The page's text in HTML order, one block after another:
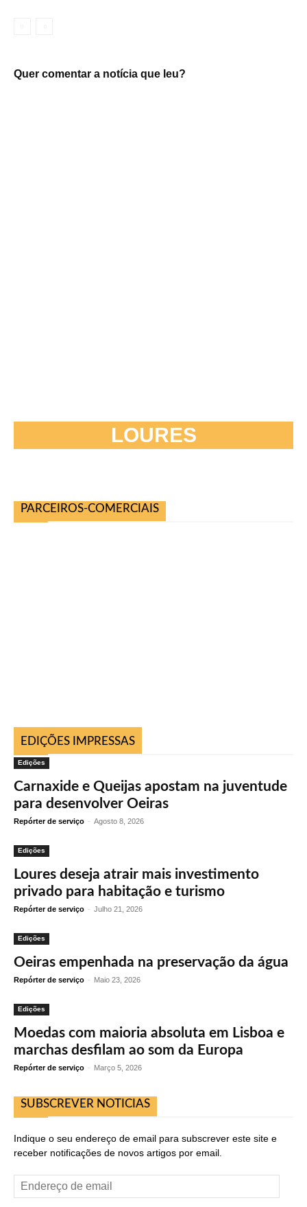
Quer comentar a notícia que leu?
LOURES
PARCEIROS-COMERCIAIS
EDIÇÕES IMPRESSAS
Edições
Carnaxide e Queijas apostam na juventude
para desenvolver Oeiras
Repórter de serviço - Agosto 8, 2026
Edições
Loures deseja atrair mais investimento
privado para habitação e turismo
Repórter de serviço - Julho 21, 2026
Edições
Oeiras empenhada na preservação da água
Repórter de serviço - Maio 23, 2026
Edições
Moedas com maioria absoluta em Lisboa e
marchas desfilam ao som da Europa
Repórter de serviço - Março 5, 2026
SUBSCREVER NOTICIAS
Indique o seu endereço de email para subscrever este site e
receber notificações de novos artigos por email.
Endereço
de